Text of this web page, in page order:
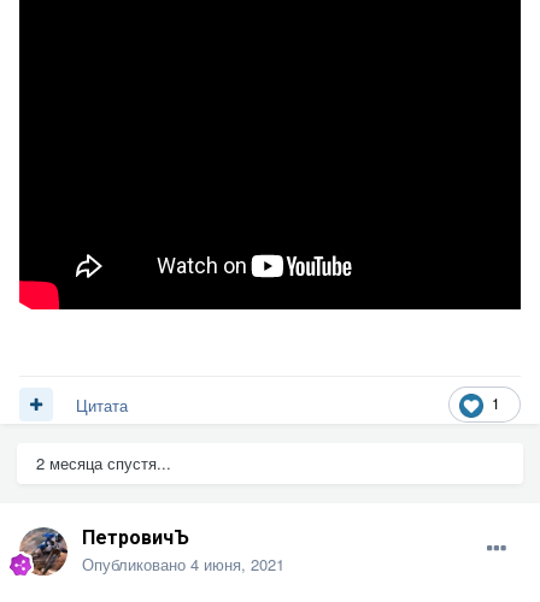
1
Цитата
2 месяца спустя...
ПетровичЪ
Опубликовано 4 июня, 2021